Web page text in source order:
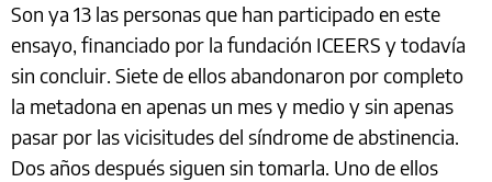
Son ya 13 las personas que han participado en este
ensayo, financiado por la fundación ICEERS y todavía
sin concluir. Siete de ellos abandonaron por completo
la metadona en apenas un mes y medio y sin apenas
pasar por las vicisitudes del síndrome de abstinencia.
Dos años después siguen sin tomarla. Uno de ellos